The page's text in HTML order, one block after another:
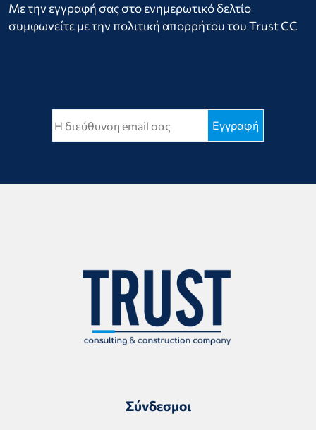
Με την εγγραφή σας στο ενημερωτικό δελτίο
συμφωνείτε με την πολιτική απορρήτου του Trust CC
Σύνδεσμοι